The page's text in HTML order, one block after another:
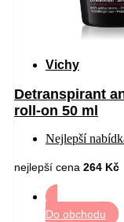
Vichy
Detranspirant
roll-on 50 ml
Nejlepší
nejlepší cena 264 Kč
Do obchodu